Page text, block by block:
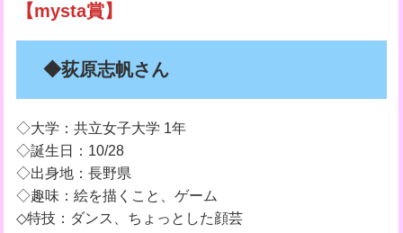
【mysta賞】
◆荻原志帆さん
◇大学：共立女子大学 1年
◇誕生日：10/28
◇出身地：長野県
◇趣味：絵を描くこと、ゲーム
◇特技：ダンス、ちょっとした顔芸